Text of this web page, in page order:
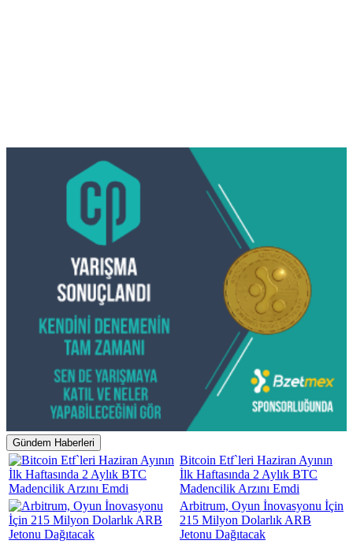
Gündem Haberleri
Bitcoin Etf`leri Haziran Ayının
İlk Haftasında 2 Aylık BTC
Madencilik Arzını Emdi
Arbitrum, Oyun İnovasyonu İçin
215 Milyon Dolarlık ARB
Jetonu Dağıtacak